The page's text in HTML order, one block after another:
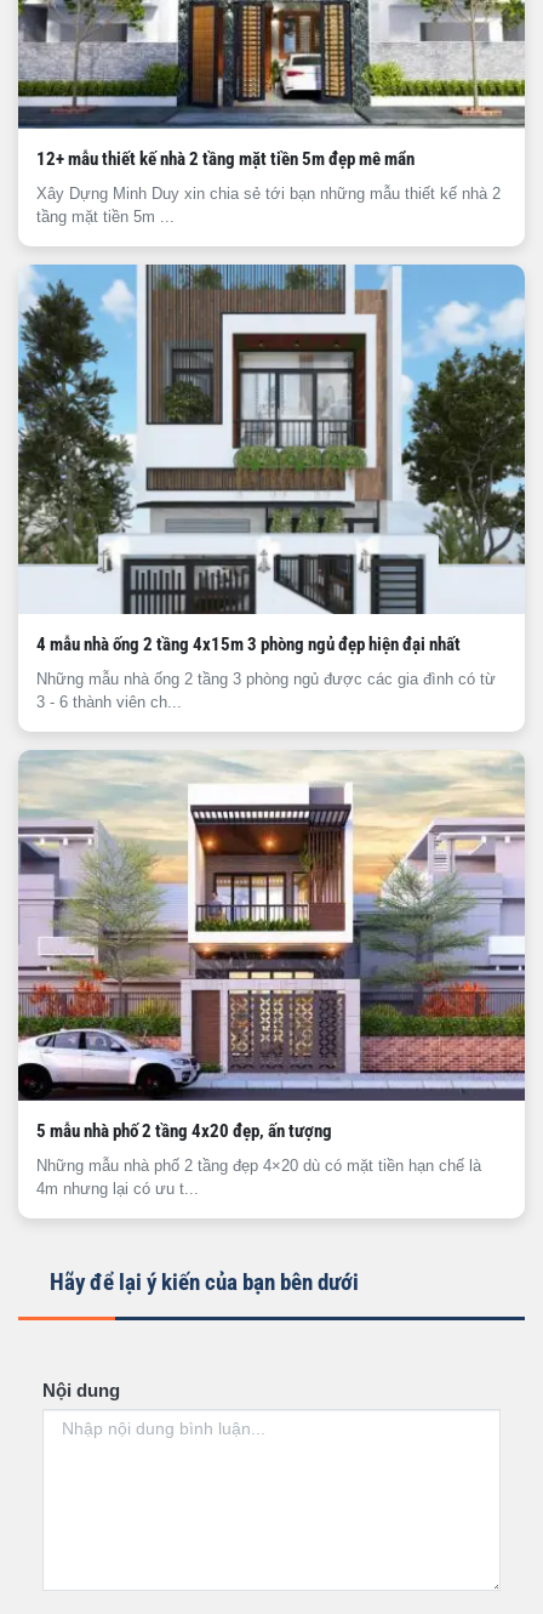
12+ mẫu thiết kế nhà 2 tầng mặt tiền 5m đẹp mê mẩn
Xây Dựng Minh Duy xin chia sẻ tới bạn những mẫu thiết kế nhà 2
tầng mặt tiền 5m ...
4 mẫu nhà ống 2 tầng 4x15m 3 phòng ngủ đẹp hiện đại nhất
Những mẫu nhà ống 2 tầng 3 phòng ngủ được các gia đình có từ
3 - 6 thành viên ch...
5 mẫu nhà phố 2 tầng 4x20 đẹp, ấn tượng
Những mẫu nhà phố 2 tầng đẹp 4×20 dù có mặt tiền hạn chế là
4m nhưng lại có ưu t...
Hãy để lại ý kiến của bạn bên dưới
Nội dung